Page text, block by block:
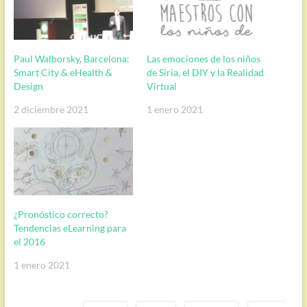
Paul Walborsky, Barcelona:
Smart City & eHealth &
Design
2 diciembre 2021
Las emociones de los niños
de Siria, el DIY y la Realidad
Virtual
1 enero 2021
¿Pronóstico correcto?
Tendencias eLearning para
el 2016
1 enero 2021